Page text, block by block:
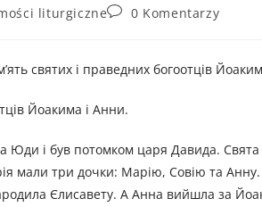
liturgiczne 0 Komentarzy
святих і праведних богоотців
Йоакима і Анни.
Юди і був потомком царя Давида.
мали три дочки: Марію, Совію та
Єлисавету. А Анна вийшла за